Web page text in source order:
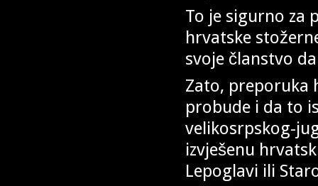
To je sigurno za
hrvatske
svoje članstvo
Zato, preporuka
probude i da to
velikosrpskog-
izvješenu
Lepoglavi ili